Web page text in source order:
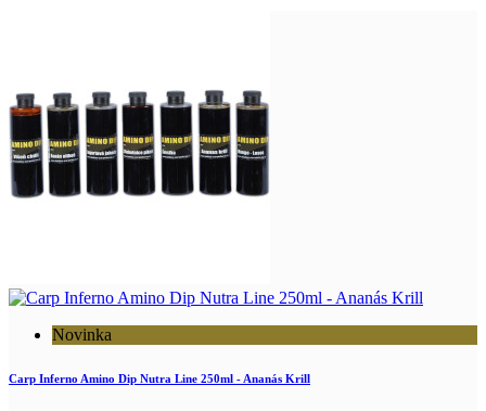
Novinka
Carp Inferno Amino Dip Nutra Line 250ml - Ananás Krill